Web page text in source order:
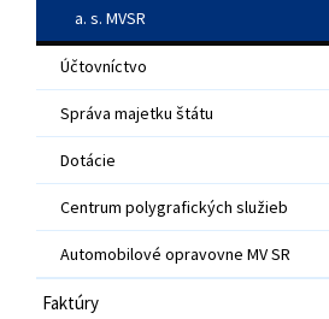
a. s. MVSR
Účtovníctvo
Správa majetku štátu
Dotácie
Centrum polygrafických služieb
Automobilové opravovne MV SR
Faktúry